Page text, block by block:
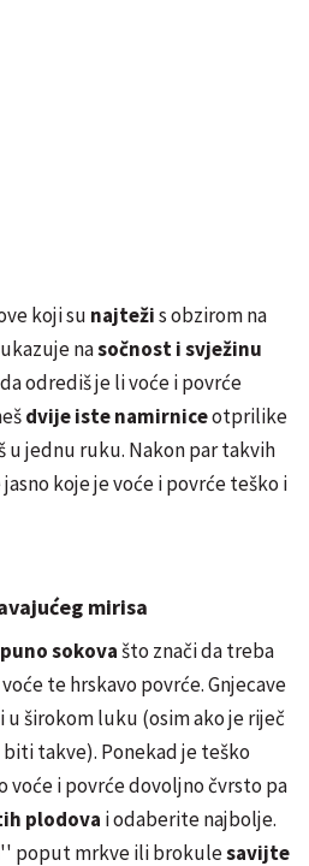
koji su najtežis obzirom na
nasočnost i svježinu
odrediš je li voće i povrće
dvije iste namirniceotprilike
u jednu ruku. Nakon par takvih
koje je voće i povrće teško i
mirisa
puno sokovašto znači da treba
voće te hrskavo povrće. Gnjecave
širokom luku (osim ako je riječ
takve). Ponekad je teško
voće i povrće dovoljno čvrsto pa
plodova i odaberite najbolje.
poput mrkve ili brokulesavijte